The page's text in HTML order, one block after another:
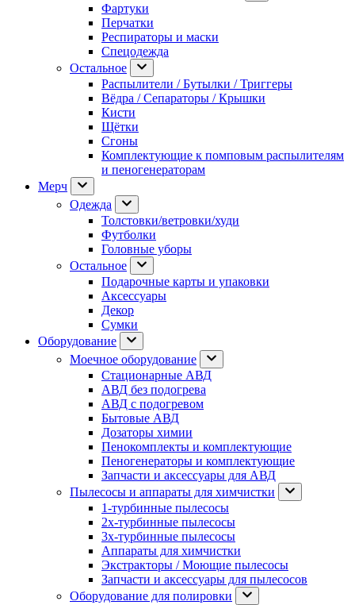
Фартуки
Перчатки
Респираторы и маски
Спецодежда
Остальное
Распылители / Бутылки / Триггеры
Вёдра / Сепараторы / Крышки
Кисти
Щётки
Сгоны
Комплектующие к помповым распылителям
и пеногенераторам
Мерч
Одежда
Толстовки/ветровки/худи
Футболки
Головные уборы
Остальное
Подарочные карты и упаковки
Аксессуары
Декор
Сумки
Оборудование
Моечное оборудование
Стационарные АВД
АВД без подогрева
АВД с подогревом
Бытовые АВД
Дозаторы химии
Пенокомплекты и комплектующие
Пеногенераторы и комплектующие
Запчасти и аксессуары для АВД
Пылесосы и аппараты для химчистки
1-турбинные пылесосы
2х-турбинные пылесосы
3х-турбинные пылесосы
Аппараты для химчистки
Экстракторы / Моющие пылесосы
Запчасти и аксессуары для пылесосов
Оборудование для полировки